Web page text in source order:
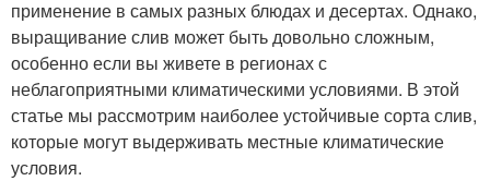
применение в самых разных блюдах и десертах. Однако,
выращивание слив может быть довольно сложным,
особенно если вы живете в регионах с
неблагоприятными климатическими условиями. В этой
статье мы рассмотрим наиболее устойчивые сорта слив,
которые могут выдерживать местные климатические
условия.